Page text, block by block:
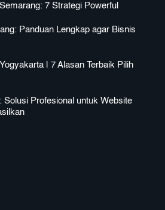
7 Strategi Powerful
Panduan Lengkap agar Bisnis
| 7 Alasan Terbaik Pilih
Solusi Profesional untuk Website